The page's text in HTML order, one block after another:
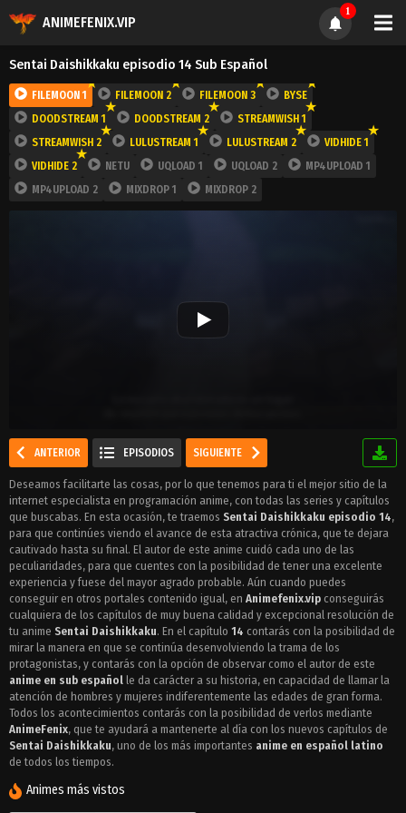
ANIMEFENIX.VIP
1
Sentai Daishikkaku episodio 14 Sub Español
FILEMOON 1 FILEMOON 2 FILEMOON 3
BYSE
DOODSTREAM 1
DOODSTREAM 2
STREAMWISH 1
STREAMWISH 2
LULUSTREAM 1 LULUSTREAM 2
VIDHIDE 1
VIDHIDE 2
NETU UQLOAD 1 UQLOAD 2
MP4UPLOAD 1
MP4UPLOAD 2
MIXDROP 1 MIXDROP 2
ANTERIOR EPISODIOS SIGUIENTE
Deseamos facilitarte las cosas, por lo que tenemos para ti el mejor sitio de la
internet especialista en programación anime, con todas las series y capítulos
que buscabas. En esta ocasión, te traemos Sentai Daishikkaku episodio 14,
para que continúes viendo el avance de esta atractiva crónica, que te dejara
cautivado hasta su final. El autor de este anime cuidó cada uno de las
peculiaridades, para que cuentes con la posibilidad de tener una excelente
experiencia y fuese del mayor agrado probable. Aún cuando puedes
conseguir en otros portales contenido igual, en Animefenix.vip conseguirás
cualquiera de los capítulos de muy buena calidad y excepcional resolución de
tu anime Sentai Daishikkaku. En el capítulo 14 contarás con la posibilidad de
mirar la manera en que se continúa desenvolviendo la trama de los
protagonistas, y contarás con la opción de observar como el autor de este
anime en sub español le da carácter a su historia, en capacidad de llamar la
atención de hombres y mujeres indiferentemente las edades de gran forma.
Todos los acontecimientos contarás con la posibilidad de verlos mediante
AnimeFenix, que te ayudará a mantenerte al día con los nuevos capítulos de
Sentai Daishikkaku, uno de los más importantes anime en español latino
de todos los tiempos.
Animes más vistos